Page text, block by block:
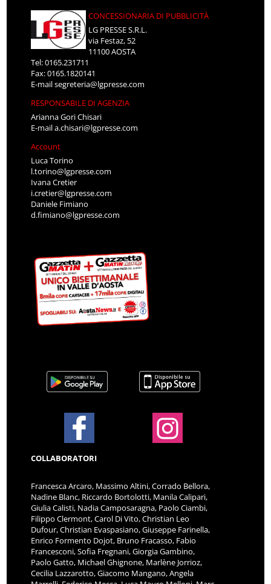
CONCESSIONARIA DI PUBBLICITÀ
LG PRESSE S.R.L.
via Festaz, 52
11100 AOSTA
Tel: 0165.231711
Fax: 0165.1820141
E-mailsegreteria@lgpresse.com
RESPONSABILE DI AGENZIA
Arianna Gori Chisari
E-maila.chisari@lgpresse.com
Account
Luca Torino
l.torino@lgpresse.com
Ivana Cretier
i.cretier@lgpresse.com
Daniele Fimiano
d.fimiano@lgpresse.com
COLLABORATORI
Francesca Arcaro, Massimo Altini, Corrado Bellora,
Nadine Blanc, Riccardo Bortolotti, Manila Calipari,
Giulia Calisti, Nadia Camposaragna, Paolo Ciambi,
Filippo Clermont, Carol Di Vito, Christian Leo
Dufour, Christian Evaspasiano, Giuseppe Farinella,
Enrico Formento Dojot, Bruno Fracasso, Fabio
Francesconi, Sofia Fregnani, Giorgia Gambino,
Paolo Gatto, Michael Ghignone, Marlène Jorrioz,
Cecilia Lazzarotto, Giacomo Mangano, Angela